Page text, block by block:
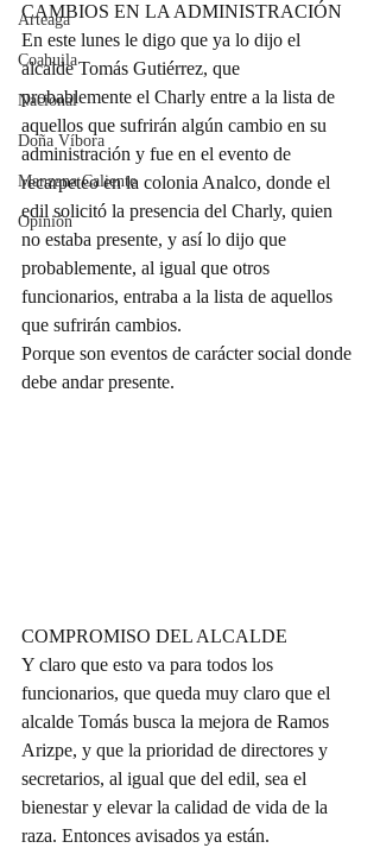
Arteaga
Coahuila
Nacional
Doña Víbora
Manzana Caliente
Opinión
CAMBIOS EN LA ADMINISTRACIÓN
En este lunes le digo que ya lo dijo el
alcalde Tomás Gutiérrez, que
probablemente el Charly entre a la lista de
aquellos que sufrirán algún cambio en su
administración y fue en el evento de
recarpeteo en la colonia Analco, donde el
edil solicitó la presencia del Charly, quien
no estaba presente, y así lo dijo que
probablemente, al igual que otros
funcionarios, entraba a la lista de aquellos
que sufrirán cambios.
Porque son eventos de carácter social donde
debe andar presente.
COMPROMISO DEL ALCALDE
Y claro que esto va para todos los
funcionarios, que queda muy claro que el
alcalde Tomás busca la mejora de Ramos
Arizpe, y que la prioridad de directores y
secretarios, al igual que del edil, sea el
bienestar y elevar la calidad de vida de la
raza. Entonces avisados ya están.